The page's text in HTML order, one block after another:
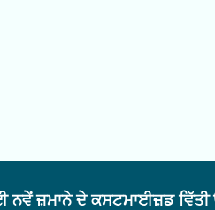
ਨਵੇਂ ਜ਼ਮਾਨੇ ਦੇ ਕਸਟਮਾਈਜ਼ਡ ਵਿੱਤੀ